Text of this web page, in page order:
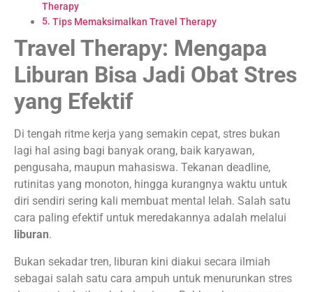
Therapy
Tips Memaksimalkan Travel Therapy
Travel Therapy: Mengapa
Liburan Bisa Jadi Obat Stres
yang Efektif
Di tengah ritme kerja yang semakin cepat, stres bukan
lagi hal asing bagi banyak orang, baik karyawan,
pengusaha, maupun mahasiswa. Tekanan deadline,
rutinitas yang monoton, hingga kurangnya waktu untuk
diri sendiri sering kali membuat mental lelah. Salah satu
cara paling efektif untuk meredakannya adalah melalui
liburan.
Bukan sekadar tren, liburan kini diakui secara ilmiah
sebagai salah satu cara ampuh untuk menurunkan stres